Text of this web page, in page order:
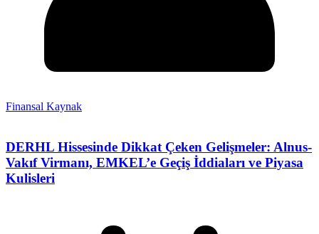
Finansal Kaynak
DERHL Hissesinde Dikkat Çeken Gelişmeler: Alnus-
Vakıf Virmanı, EMKEL’e Geçiş İddiaları ve Piyasa
Kulisleri